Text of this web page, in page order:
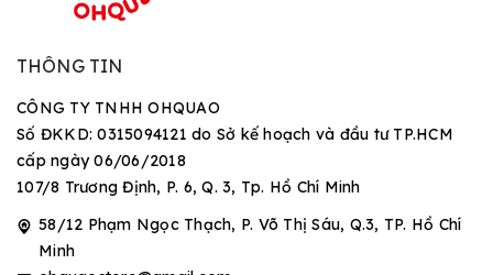
THÔNG TIN
CÔNG TY TNHH OHQUAO
Số ĐKKD: 0315094121 do Sở kế hoạch và đầu tư TP.HCM
cấp ngày 06/06/2018
107/8 Trương Định, P. 6, Q. 3, Tp. Hồ Chí Minh
58/12 Phạm Ngọc Thạch, P. Võ Thị Sáu, Q.3, TP. Hồ Chí
Minh